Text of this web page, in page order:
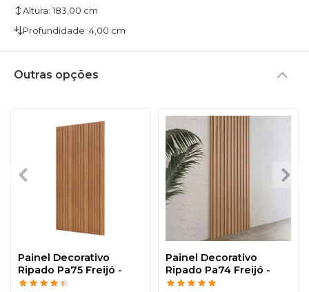
Altura: 183,00 cm
Profundidade: 4,00 cm
Outras opções
Painel Decorativo
Ripado Pa75 Freijó -
Dalla Costa
Painel Decorativo
Ripado Pa74 Freijó -
Dalla Costa